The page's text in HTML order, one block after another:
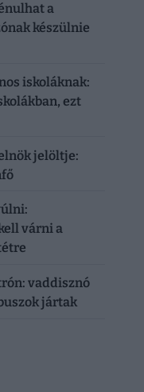
a
készülnie
iskoláknak:
ezt
jelöltje:
várni a
vaddisznó
jártak